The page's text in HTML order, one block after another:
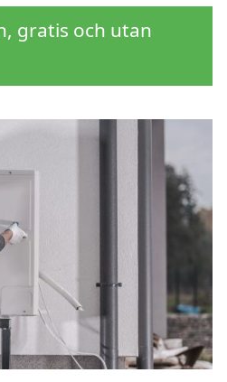
gratis och utan